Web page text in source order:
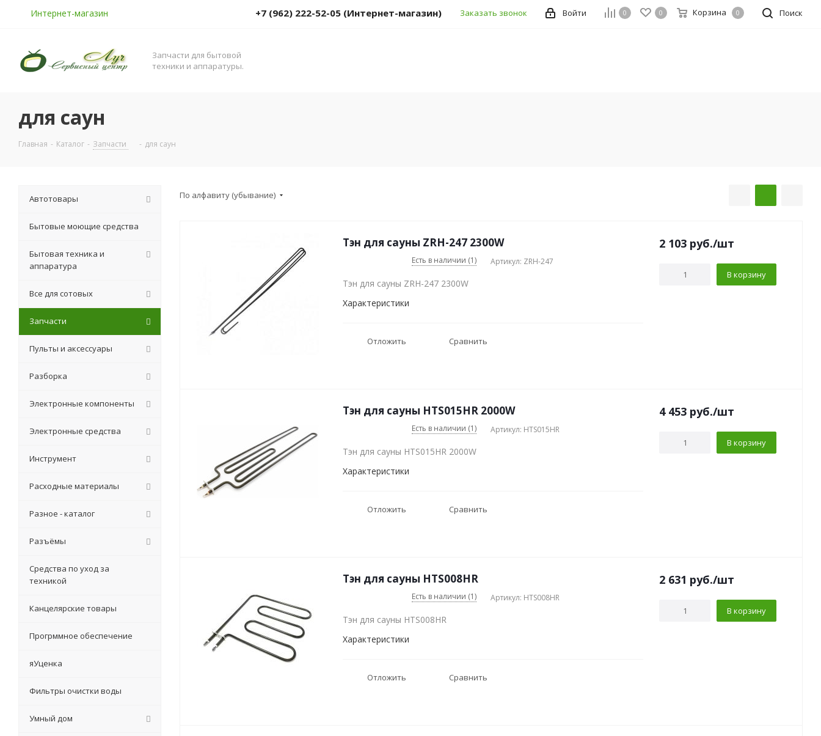
Интернет-магазин Поиск
0 0 Корзина 0
Войти
+7 (962) 222-52-05 (Интернет-магазин) Заказать звонок
Запчасти для бытовой
техники и аппаратуры.
для саун
Главная - Каталог - Запчасти - для саун
По алфавиту (убывание)
Тэн для сауны ZRH-247 2300W
Есть в наличии (1) Артикул: ZRH-247
Тэн для сауны ZRH-247 2300W
Характеристики
Отложить Сравнить
2 103 руб./шт
В корзину
Тэн для сауны HTS015HR 2000W
Есть в наличии (1) Артикул: HTS015HR
Тэн для сауны HTS015HR 2000W
Характеристики
Отложить Сравнить
4 453 руб./шт
В корзину
Тэн для сауны HTS008HR
Есть в наличии (1) Артикул: HTS008HR
Тэн для сауны HTS008HR
Характеристики
Отложить Сравнить
2 631 руб./шт
В корзину
Автотовары
Бытовые моющие средства
Бытовая техника и
аппаратура
Все для сотовых
Запчасти
Пульты и аксессуары
Разборка
Электронные компоненты
Электронные средства
Инструмент
Расходные материалы
Разное - каталог
Разъёмы
Средства по уход за
техникой
Канцелярские товары
Прогрммное обеспечение
яУценка
Фильтры очистки воды
Умный дом